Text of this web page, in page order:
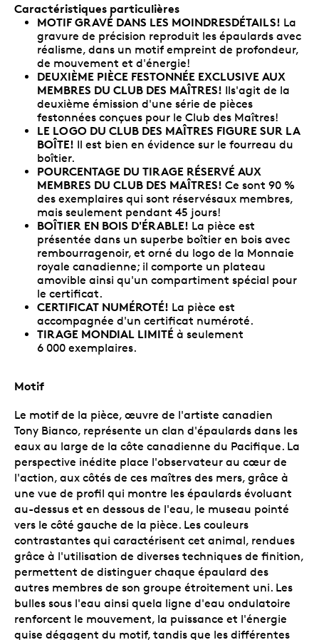
Caractéristiques particulières
MOTIF GRAVÉ DANS LES MOINDRESDÉTAILS! La
gravure de précision reproduit les épaulards avec
réalisme, dans un motif empreint de profondeur,
de mouvement et d'énergie!
DEUXIÈME PIÈCE FESTONNÉE EXCLUSIVE AUX
MEMBRES DU CLUB DES MAÎTRES! Ils'agit de la
deuxième émission d'une série de pièces
festonnées conçues pour le Club des Maîtres!
LE LOGO DU CLUB DES MAÎTRES FIGURE SUR LA
BOÎTE! Il est bien en évidence sur le fourreau du
boîtier.
POURCENTAGE DU TIRAGE RÉSERVÉ AUX
MEMBRES DU CLUB DES MAÎTRES! Ce sont 90 %
des exemplaires qui sont réservésaux membres,
mais seulement pendant 45 jours!
BOÎTIER EN BOIS D'ÉRABLE! La pièce est
présentée dans un superbe boîtier en bois avec
rembourragenoir, et orné du logo de la Monnaie
royale canadienne; il comporte un plateau
amovible ainsi qu'un compartiment spécial pour
le certificat.
CERTIFICAT NUMÉROTÉ! La pièce est
accompagnée d'un certificat numéroté.
TIRAGE MONDIAL LIMITÉ à seulement
6 000 exemplaires.
Motif
Le motif de la pièce, œuvre de l'artiste canadien
Tony Bianco, représente un clan d'épaulards dans les
eaux au large de la côte canadienne du Pacifique. La
perspective inédite place l'observateur au cœur de
l'action, aux côtés de ces maîtres des mers, grâce à
une vue de profil qui montre les épaulards évoluant
au-dessus et en dessous de l'eau, le museau pointé
vers le côté gauche de la pièce. Les couleurs
contrastantes qui caractérisent cet animal, rendues
grâce à l'utilisation de diverses techniques de finition,
permettent de distinguer chaque épaulard des
autres membres de son groupe étroitement uni. Les
bulles sous l'eau ainsi quela ligne d'eau ondulatoire
renforcent le mouvement, la puissance et l'énergie
quise dégagent du motif, tandis que les différentes